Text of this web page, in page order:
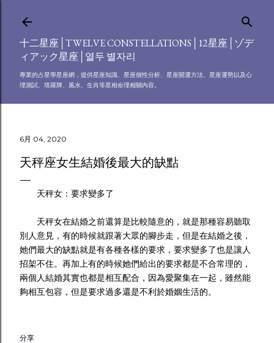
十二星座│TWELVE CONSTELLATIONS│12星座│ゾデ
ィアック星座│열두 별자리
專業的占星學星座網，提供星座知識、星座個性分析、星座開運方法、星座運勢以及心
理測試、塔羅牌、風水、生肖等星相命理相關內容。
6月 04, 2020
天秤座女生結婚後最大的缺點
天秤女：要求變多了
天秤女在結婚之前還算是比較隨意的，就是那種容易聽取
別人意見，有的時候就跟著大眾的腳步走，但是在結婚之後，
她們最大的缺點就是有各種各樣的要求，要求變多了也是讓人
招架不住。再加上有的時候她們給出的要求都是不合常理的，
兩個人結婚其實也都是相互配合，因為愛聚集在一起，雖然能
夠相互包容，但是要求過多還是不利於婚姻生活的。
分享